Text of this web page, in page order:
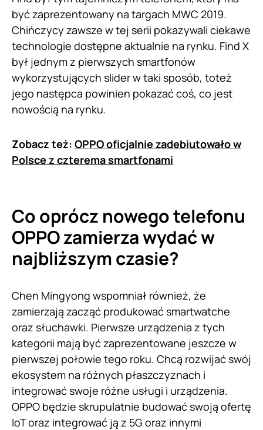
być zaprezentowany na targach MWC 2019.
Chińczycy zawsze w tej serii pokazywali ciekawe
technologie dostępne aktualnie na rynku. Find X
był jednym z pierwszych smartfonów
wykorzystujących slider w taki sposób, toteż
jego następca powinien pokazać coś, co jest
nowością na rynku.
Zobacz też: OPPO oficjalnie zadebiutowało w
Polsce z czterema smartfonami
Co oprócz nowego telefonu
OPPO zamierza wydać w
najbliższym czasie?
Chen Mingyong wspomniał również, że
zamierzają zacząć produkować smartwatche
oraz słuchawki. Pierwsze urządzenia z tych
kategorii mają być zaprezentowane jeszcze w
pierwszej połowie tego roku. Chcą rozwijać swój
ekosystem na różnych płaszczyznach i
integrować swoje różne usługi i urządzenia.
OPPO będzie skrupulatnie budować swoją ofertę
IoT oraz integrować ją z 5G oraz innymi